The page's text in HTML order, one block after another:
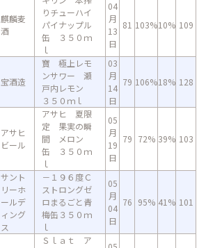
麒麟麦
酒
りチューハイ
パイナップル
缶 ３５０ｍ
ｌ
04
月
13
日
81 103%10% 109
宝酒造
寶 極上レモ
ンサワー 瀬
戸内レモン
３５０ｍｌ
03
月
14
日
79 106%18% 128
アサヒ
ビール
アサヒ 夏限
定 果実の瞬
間 メロン
缶 ３５０ｍ
ｌ
05
月
19
日
79 72% 39% 103
サント
リーホ
ールデ
ィング
ス
－１９６度Ｃ
ストロングゼ
ロまるごと青
梅缶３５０ｍ
ｌ
05
月
04
日
76 95% 41% 101
Ｓｌａｔ ア